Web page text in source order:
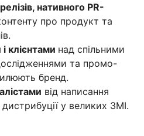
нативного PR-
про продукт та
клієнтами над спільними
та промо-
бренд.
від написання
у великих ЗМІ.